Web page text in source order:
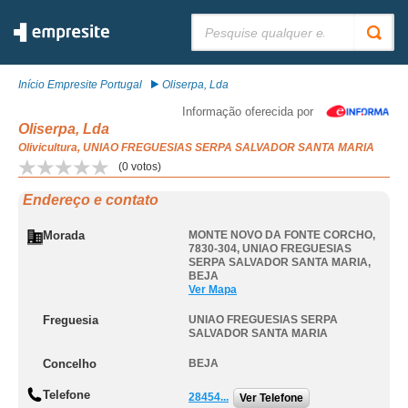
Início Empresite Portugal Oliserpa, Lda
Informação oferecida por
Oliserpa, Lda
Olivicultura, UNIAO FREGUESIAS SERPA SALVADOR SANTA MARIA
(0 votos)
Endereço e contato
Morada
MONTE NOVO DA FONTE CORCHO,
7830-304, UNIAO FREGUESIAS
SERPA SALVADOR SANTA MARIA,
BEJA
Ver Mapa
Freguesia
UNIAO FREGUESIAS SERPA
SALVADOR SANTA MARIA
Concelho BEJA
Telefone 28454... Ver Telefone